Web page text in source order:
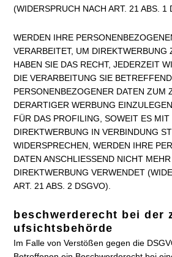
(WIDERSPRUCH NACH ART. 21 ABS. 1
WERDEN IHRE
VERARBEITET, UM DIREKTWERBUNG
HABEN SIE DAS RECHT, JEDERZEIT
DIE VERARBEITUNG SIE
PERSONENBEZOGENER DATEN ZUM
DERARTIGER WERBUNG
FÜR DAS PROFILING, SOWEIT ES MIT
DIREKTWERBUNG IN VERBINDUNG
WIDERSPRECHEN, WERDEN IHRE
DATEN ANSCHLIESSEND NICHT
DIREKTWERBUNG VERWENDET
ART. 21 ABS. 2 DSGVO).
beschwerderecht bei der
ufsichtsbehörde
Im Falle von Verstößen gegen die